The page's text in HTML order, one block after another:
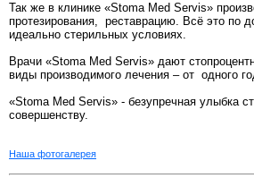
Так же в клинике «Stoma Med Servis»
протезирования, реставрацию. Всё это по
идеально стерильных условиях.
Врачи «Stoma Med Servis» дают
виды производимого лечения – от одного
«Stoma Med Servis» - безупречная улыбка
совершенству.
Наша фотогалерея